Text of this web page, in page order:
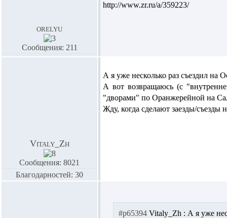
orelyu
Сообщения: 211
http://www.zr.ru/a/359223/
Vitaly_Zh
Сообщения: 8021
Благодарностей: 30
А я уже несколько раз съездил
А вот возвращаюсь (с
"дворами" по Оранжерейной на
Жду, когда сделают заезды/
#p65394 Vitaly_Zh : А я уже